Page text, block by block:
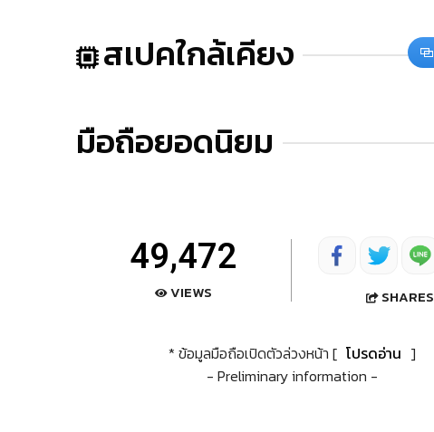
สเปคใกล้เคียง
มือถือยอดนิยม
49,472
VIEWS SHARES
* ข้อมูลมือถือเปิดตัวล่วงหน้า [ โปรดอ่าน ]
- Preliminary information -